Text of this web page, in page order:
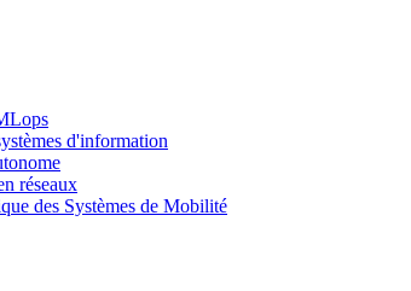
d'information
réseaux
des Systèmes de Mobilité